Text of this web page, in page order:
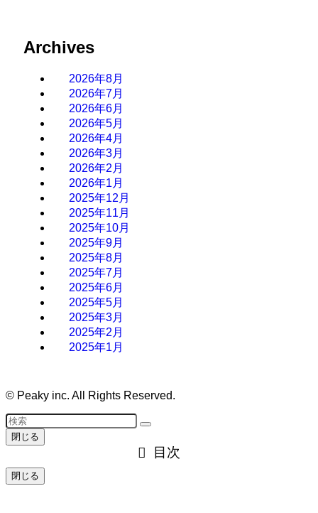
Archives
2026年8月
2026年7月
2026年6月
2026年5月
2026年4月
2026年3月
2026年2月
2026年1月
2025年12月
2025年11月
2025年10月
2025年9月
2025年8月
2025年7月
2025年6月
2025年5月
2025年3月
2025年2月
2025年1月
© Peaky inc. All Rights Reserved.
閉じる
目次
閉じる